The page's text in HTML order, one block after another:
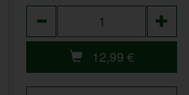
12,99 €